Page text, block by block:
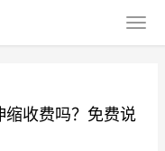
缩收费吗？免费说